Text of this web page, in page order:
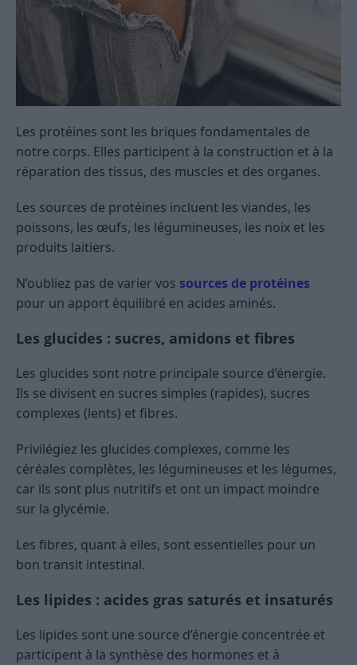
Les protéines sont les briques fondamentales de
notre corps. Elles participent à la construction et à la
réparation des tissus, des muscles et des organes.
Les sources de protéines incluent les viandes, les
poissons, les œufs, les légumineuses, les noix et les
produits laitiers.
N’oubliez pas de varier vos sources de protéines
pour un apport équilibré en acides aminés.
Les glucides : sucres, amidons et fibres
Les glucides sont notre principale source d’énergie.
Ils se divisent en sucres simples (rapides), sucres
complexes (lents) et fibres.
Privilégiez les glucides complexes, comme les
céréales complètes, les légumineuses et les légumes,
car ils sont plus nutritifs et ont un impact moindre
sur la glycémie.
Les fibres, quant à elles, sont essentielles pour un
bon transit intestinal.
Les lipides : acides gras saturés et insaturés
Les lipides sont une source d’énergie concentrée et
participent à la synthèse des hormones et à